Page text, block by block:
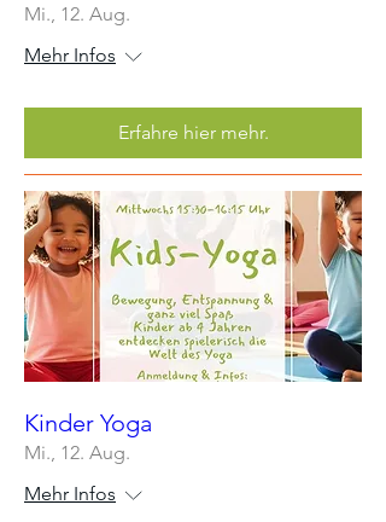
Mi., 12. Aug.
Mehr Infos
Erfahre hier mehr.
Kinder Yoga
Mi., 12. Aug.
Mehr Infos